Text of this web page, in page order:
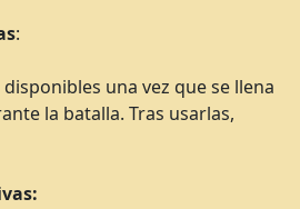
:
una vez que se llena
la batalla. Tras usarlas,